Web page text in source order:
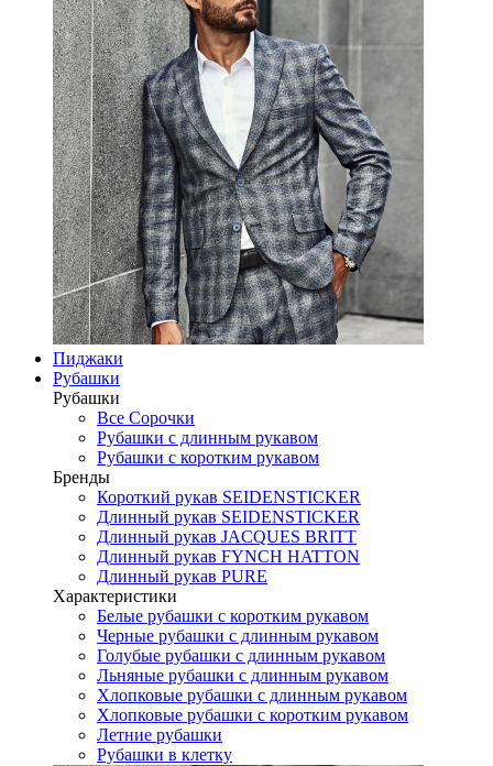
Пиджаки
Рубашки
Рубашки
Все Сорочки
Рубашки с длинным рукавом
Рубашки с коротким рукавом
Бренды
Короткий рукав SEIDENSTICKER
Длинный рукав SEIDENSTICKER
Длинный рукав JAСQUES BRITT
Длинный рукав FYNCH HATTON
Длинный рукав PURE
Характеристики
Белые рубашки с коротким рукавом
Черные рубашки с длинным рукавом
Голубые рубашки с длинным рукавом
Льняные рубашки с длинным рукавом
Хлопковые рубашки с длинным рукавом
Хлопковые рубашки с коротким рукавом
Летние рубашки
Рубашки в клетку